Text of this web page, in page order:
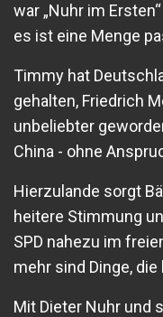
war „Nuhr im
es ist eine Menge
Timmy hat
gehalten, Friedrich
unbeliebter
China - ohne
Hierzulande sorgt
heitere Stimmung
SPD nahezu im
mehr sind Dinge,
Mit Dieter Nuhr und